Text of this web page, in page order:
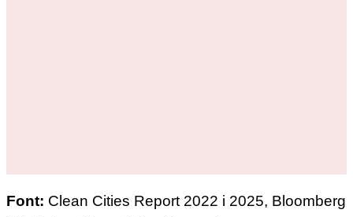
Font: Clean Cities Report 2022 i 2025, Bloomberg